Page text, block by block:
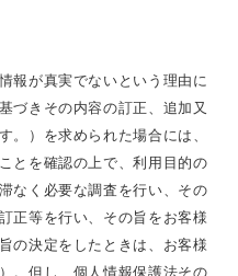
報が真実でないという理由に
づきその内容の訂正、追加又
。）を求められた場合には、
とを確認の上で、利用目的の
なく必要な調査を行い、その
正等を行い、その旨をお客様
の決定をしたときは、お客様
。但し、個人情報保護法その